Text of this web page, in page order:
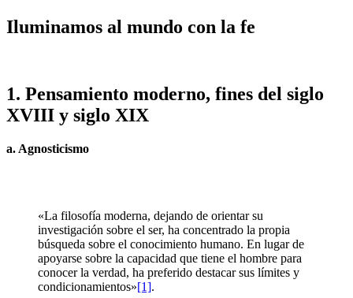
Iluminamos al mundo con la fe
1. Pensamiento moderno, fines del siglo
XVIII y siglo XIX
a. Agnosticismo
«La filosofía moderna, dejando de orientar su
investigación sobre el ser, ha concentrado la propia
búsqueda sobre el conocimiento humano. En lugar de
apoyarse sobre la capacidad que tiene el hombre para
conocer la verdad, ha preferido destacar sus límites y
condicionamientos»[1].